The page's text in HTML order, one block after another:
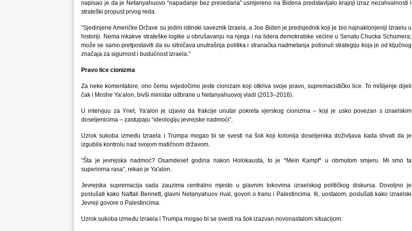
napisao je da je Netanyahuovo “napadanje bez presedana” usmjereno na Bidena predstavljalo krajnji izraz nezahvalnosti i
strateški propust prvog reda.
“Sjedinjene Američke Države su jedini istinski saveznik Izraela, a Joe Biden je predsjednik koji je bio najnaklonjeniji Izraelu u
historiji. Nema nikakve strateške logike u obrušavanju na njega i na lidera demokratske većine u Senatu Chucka Schumera;
može se samo pretpostaviti da su sitničava unutrašnja politika i stranačka nadmetanja potisnuli strategiju koja je od ključnog
značaja za sigurnost i budućnost Izraela.”
Pravo lice cionizma
Za neke komentatore, ono čemu svjedočimo jeste cionizam koji otkriva svoje pravo, supremacističko lice. To mišljenje dijeli
čak i Moshe Ya’alon, bivši ministar odbrane u Netanyahuovoj vladi (2013–2016).
U intervjuu za Ynet, Ya'alon je izjavio da frakcije unutar pokreta vjerskog cionizma – koji je usko povezan s izraelskim
doseljenicima – zastupaju “ideologiju jevrejske nadmoći”.
Uzrok sukoba između Izraela i Trumpa mogao bi se svesti na šok koji kolonija doseljenika doživljava kada shvati da je
izgubila kontrolu nad svojom matičnom državom.
“Šta je jevrejska nadmoć? Osamdeset godina nakon Holokausta, to je *Mein Kampf* u obrnutom smjeru. Mi smo ta
superiorna rasa”, rekao je Ya'alon.
Jevrejska supremacija sada zauzima centralno mjesto u glavnim tokovima izraelskog političkog diskursa. Dovoljno je
poslušati kako Naftali Bennett, glavni Netanyahuov rival, govori o Iranu i Palestincima. Ili, uostalom, poslušati kako izraelski
Jevreji govore o Palestincima.
Uzrok sukoba između Izraela i Trumpa mogao bi se svesti na šok izazvan novonastalom situacijom.